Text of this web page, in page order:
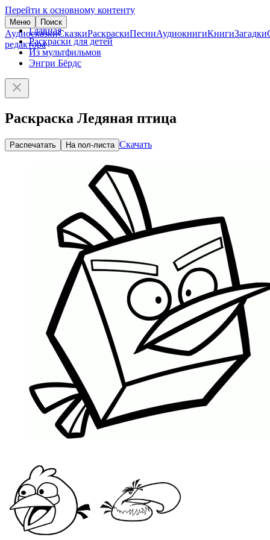
Перейти к основному контенту
Меню Поиск
АудиосказкиСказкиРаскраскиПесниАудиокнигиКнигиЗагадки
редактора
Главная
Раскраски для детей
Из мультфильмов
Энгри Бёрдс
Раскраска Ледяная птица
Распечатать На пол-листа Скачать